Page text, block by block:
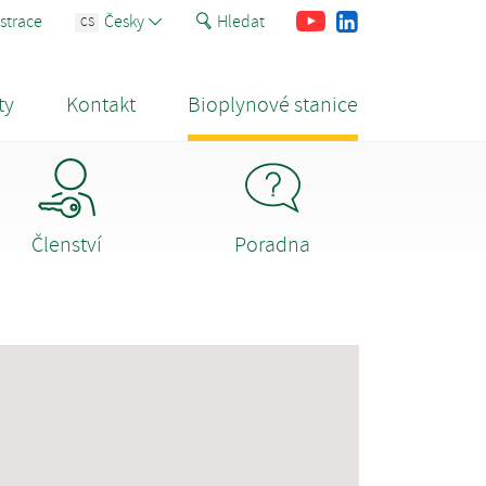
CS Česky Hledat FacebookYoutube
Kontakt Bioplynové stanice
Členství Poradna